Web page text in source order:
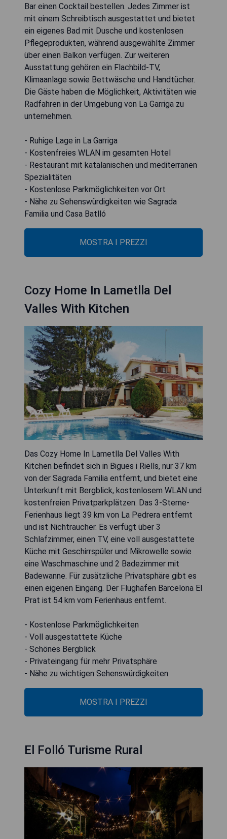
Bar einen Cocktail bestellen. Jedes Zimmer ist
mit einem Schreibtisch ausgestattet und bietet
ein eigenes Bad mit Dusche und kostenlosen
Pflegeprodukten, während ausgewählte Zimmer
über einen Balkon verfügen. Zur weiteren
Ausstattung gehören ein Flachbild-TV,
Klimaanlage sowie Bettwäsche und Handtücher.
Die Gäste haben die Möglichkeit, Aktivitäten wie
Radfahren in der Umgebung von La Garriga zu
unternehmen.
- Ruhige Lage in La Garriga
- Kostenfreies WLAN im gesamten Hotel
- Restaurant mit katalanischen und mediterranen
Spezialitäten
- Kostenlose Parkmöglichkeiten vor Ort
- Nähe zu Sehenswürdigkeiten wie Sagrada
Familia und Casa Batlló
MOSTRA I PREZZI
Cozy Home In Lametlla Del
Valles With Kitchen
Das Cozy Home In Lametlla Del Valles With
Kitchen befindet sich in Bigues i Riells, nur 37 km
von der Sagrada Familia entfernt, und bietet eine
Unterkunft mit Bergblick, kostenlosem WLAN und
kostenfreien Privatparkplätzen. Das 3-Sterne-
Ferienhaus liegt 39 km von La Pedrera entfernt
und ist Nichtraucher. Es verfügt über 3
Schlafzimmer, einen TV, eine voll ausgestattete
Küche mit Geschirrspüler und Mikrowelle sowie
eine Waschmaschine und 2 Badezimmer mit
Badewanne. Für zusätzliche Privatsphäre gibt es
einen eigenen Eingang. Der Flughafen Barcelona El
Prat ist 54 km vom Ferienhaus entfernt.
- Kostenlose Parkmöglichkeiten
- Voll ausgestattete Küche
- Schönes Bergblick
- Privateingang für mehr Privatsphäre
- Nähe zu wichtigen Sehenswürdigkeiten
MOSTRA I PREZZI
El Folló Turisme Rural